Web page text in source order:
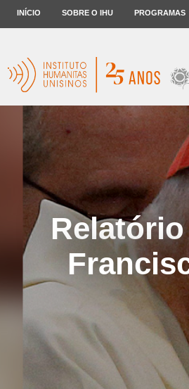
INÍCIO SOBRE O IHU PROGRAMAS